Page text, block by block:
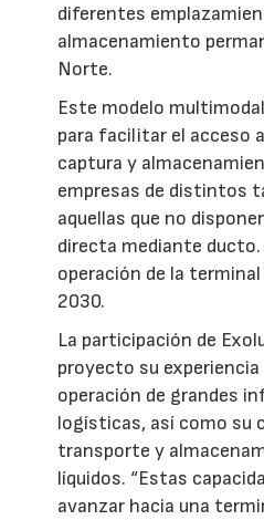
diferentes
almacenamiento
Norte.
Este modelo
para facilitar el acceso
captura y
empresas de distintos
aquellas que no
directa mediante ducto.
operación de la
2030.
La participación de
proyecto su
operación de grandes
logísticas, así como su
transporte y
líquidos. “Estas
avanzar hacia una